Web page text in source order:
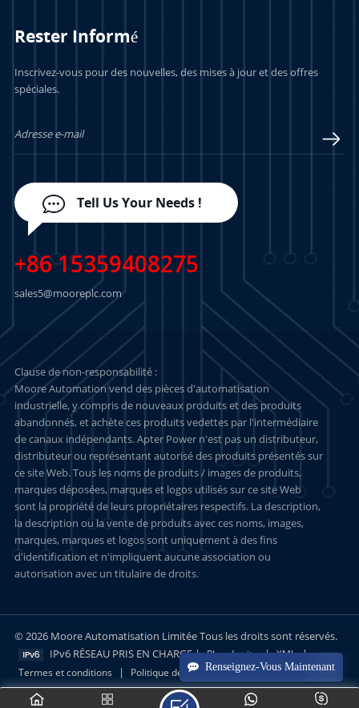
Renseignez-Vous Maintenant
Rester Informé
Inscrivez-vous pour des nouvelles, des mises à jour et des offres
spéciales.
Tell Us Your Needs !
+86 15359408275
sales5@mooreplc.com
Clause de non-responsabilité :
Moore Automation vend des pièces d'automatisation
industrielle, y compris de nouveaux produits et des produits
abandonnés, et achète ces produits vedettes par l'intermédiaire
de canaux indépendants. Apter Power n'est pas un distributeur,
distributeur ou représentant autorisé des produits présentés sur
ce site Web. Tous les noms de produits / images de produits,
marques déposées, marques et logos utilisés sur ce site Web
sont la propriété de leurs propriétaires respectifs. La description,
la description ou la vente de produits avec ces noms, images,
marques, marques et logos sont uniquement à des fins
d'identification et n'impliquent aucune association ou
autorisation avec un titulaire de droits.
© 2026 Moore Automatisation Limitée Tous les droits sont réservés.
IPv6 RÉSEAU PRIS EN CHARGE | Plan du site | XML |
Termes et conditions | Politique de confidentialité